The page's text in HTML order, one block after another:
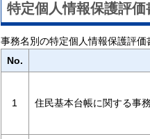
特定個人情報保護評価
事務名別の特定個人情報保護評価
No.
1 住民基本台帳に関する事務